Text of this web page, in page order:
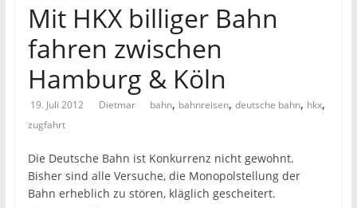
Mit HKX billiger Bahn
fahren zwischen
Hamburg & Köln
19. Juli 2012 Dietmar bahn, bahnreisen, deutsche bahn, hkx,
zugfahrt
Die Deutsche Bahn ist Konkurrenz nicht gewohnt.
Bisher sind alle Versuche, die Monopolstellung der
Bahn erheblich zu stören, kläglich gescheitert.